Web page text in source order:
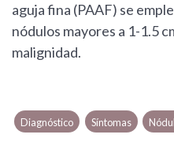
aguja fina (PAAF) se
nódulos mayores a 1-1.5
malignidad.
Diagnóstico Síntomas